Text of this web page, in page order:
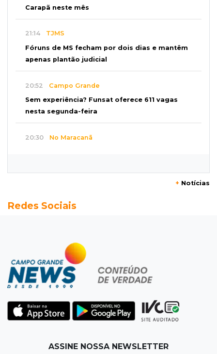
Carapã neste mês
21:14 TJMS
Fóruns de MS fecham por dois dias e mantêm
apenas plantão judicial
20:52 Campo Grande
Sem experiência? Funsat oferece 611 vagas
nesta segunda-feira
20:30 No Maracanã
Seleções em MS têm salários de até R$ 8,2 mil;
Jardim Itatiaia
Vigia é amarrado durante roubo de carro e
dois caminhões em pátio
Corinthians vence Bragantino por 2 a 0 e sobe
para 7º no Brasileirão
Na Vila Belmiro
+ Notícias
Redes Sociais
ASSINE NOSSA NEWSLETTER